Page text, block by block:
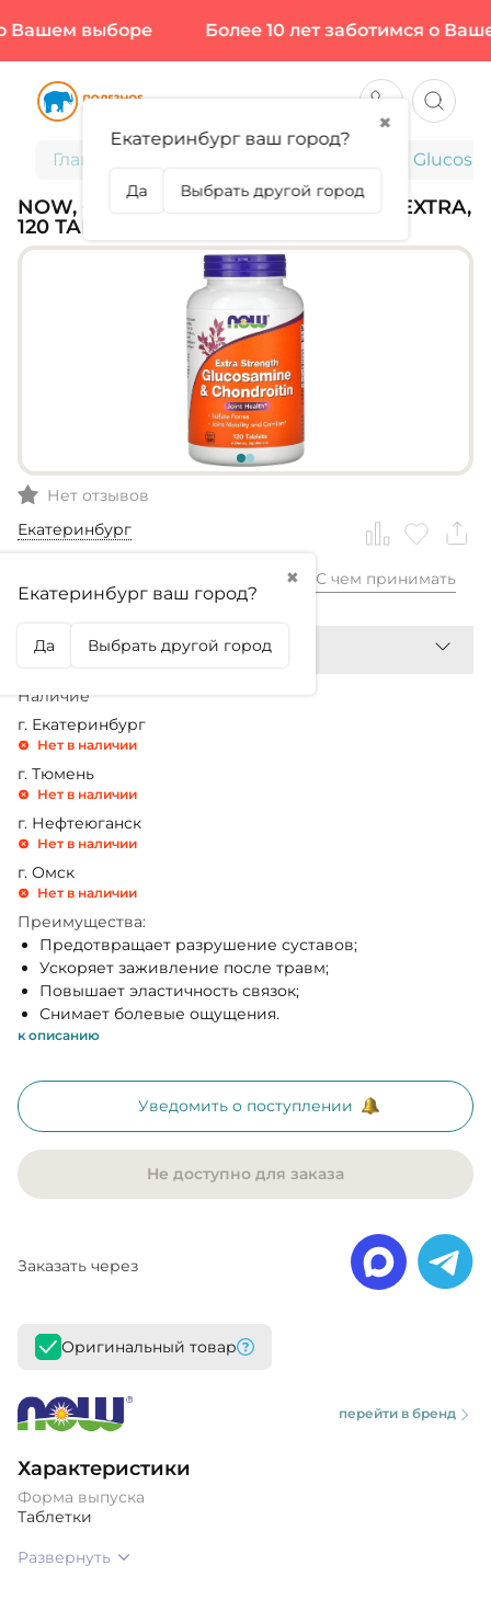
выборе Более 10 лет заботимся о
Главная NOW,
NOW, GLUCOSAMINE CHONDROITIN EXTRA,
120 ТАБЛ (60 ПОРЦИЙ)
Нет отзывов
Екатеринбург
✖
Екатеринбург ваш город?
Да Выбрать другой город
4 480,99₽ С чем принимать
Наличие
г. Екатеринбург
Нет в наличии
г. Тюмень
Нет в наличии
г. Нефтеюганск
Нет в наличии
г. Омск
Нет в наличии
Преимущества:
Предотвращает разрушение суставов;
Ускоряет заживление после травм;
Повышает эластичность связок;
Снимает болевые ощущения.
к описанию
Уведомить о поступлении
Не доступно для заказа
Заказать через
Оригинальный товар
перейти в бренд
Характеристики
Форма выпуска
Таблетки
Развернуть
✖
Екатеринбург ваш город?
Да Выбрать другой город